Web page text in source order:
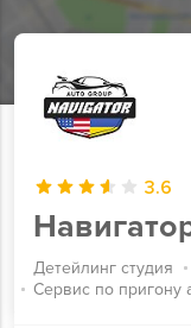
3.6
Детейлинг студия
Сервис по пригону